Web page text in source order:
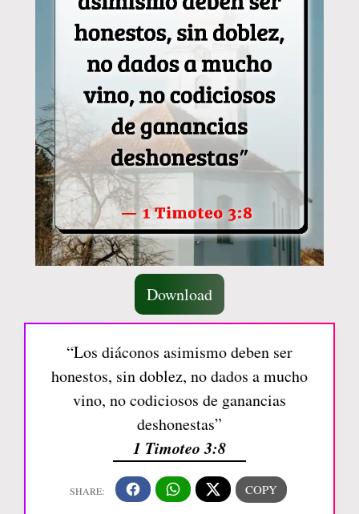
Download
“Los diáconos asimismo deben ser
honestos, sin doblez, no dados a mucho
vino, no codiciosos de ganancias
deshonestas”
1 Timoteo 3:8